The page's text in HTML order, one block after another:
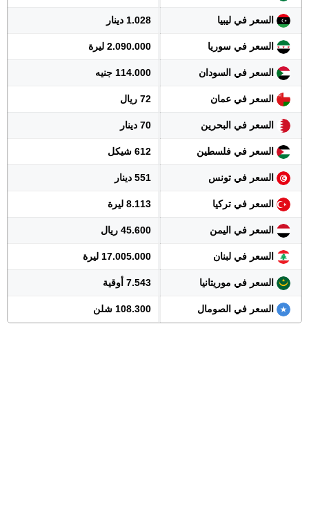
السعر في ليبيا 1.028 دينار
السعر في سوريا 2.090.000 ليرة
السعر في السودان 114.000 جنيه
السعر في عمان 72 ريال
السعر في البحرين 70 دينار
السعر في فلسطين 612 شيكل
السعر في تونس 551 دينار
السعر في تركيا 8.113 ليرة
السعر في اليمن 45.600 ريال
السعر في لبنان 17.005.000 ليرة
السعر في موريتانيا 7.543 أوقية
السعر في الصومال 108.300 شلن